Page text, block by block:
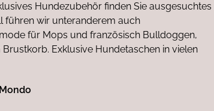
Hundezubehör finden Sie ausgesuchtes
führen wir unteranderem auch
für Mops und französisch Bulldoggen,
Exklusive Hundetaschen in vielen